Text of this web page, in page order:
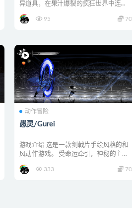
异道具，在果汁爆裂的疯狂世界中连斩
95
70
动作冒险
愚灵/Gurei
游戏介绍 这是一款剑戟片手绘风格的和
风动作游戏。 受命运牵引，神秘的主角
333
70